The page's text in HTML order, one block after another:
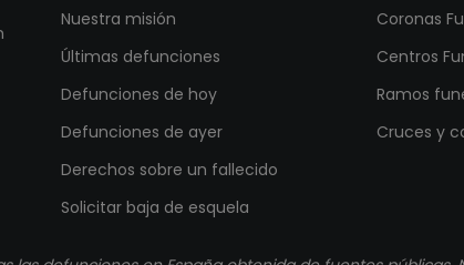
Nuestra misión
Últimas defunciones
Defunciones de hoy
Defunciones de ayer
Derechos sobre un fallecido
Solicitar baja de esquela
Coronas
Centros
Ramos
Cruces y